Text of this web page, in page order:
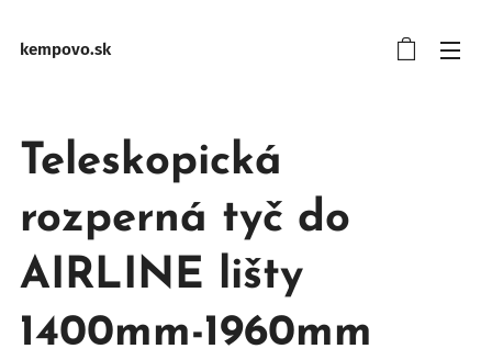
kempovo.sk
Teleskopická
rozperná tyč do
AIRLINE lišty
1400mm-1960mm